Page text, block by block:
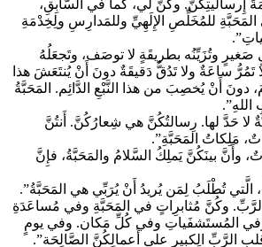
إِرساليتِكُنَّ. وكُنَّ لي، كما في السَّابِقِ،
المَحَبَّةِ للمُخَلِّصِ الإِلَهِيِّ وللمَدارِسِ ولِخِدْمَةِ
وتُزَيِّنُه بطريقَةٍ لا توصَف، وتَجعَلُهُ
تَمُرُّ ساعَةٌ ولا تَدُقُّ دَقيقَةٌ دونَ أَنْ يُنتَعَشَ هذا
دونَ أَنْ يُخصِبَ من هذا النَّبْعِ الدَّائِم. المَحَبَّةُ
لا حَدَّ لها. رِسالتُكُنَّ هي شِعارُكُنَّ. أَنتُنَّ
مَلِكاتُ المَحَبَّةِ”.
وأَنَّ بينَكُنَّ يَملِكُ السَّلامُ والمَحَبَّةُ، فإِنَّ
الَّتي تُطْلَبُ لِمَن يُريدُ أَنْ يُرَبِّي هي المَحَبَّةُ”.
وكُنَّ مُثابرِاتٍ في المَحَبَّةِ وفي مُساعَدَةِ
وفي المُستَشفَياتِ وفي كُلِّ مَكان. وفي يومٍ
الرَّبِّ الكبيرِ على أَعمالِكُنَّ الصَّالِحَة”.